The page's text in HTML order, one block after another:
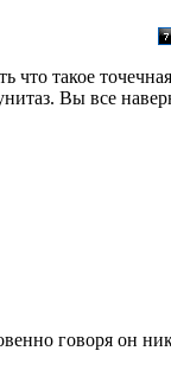
такое
Вы все
говоря он